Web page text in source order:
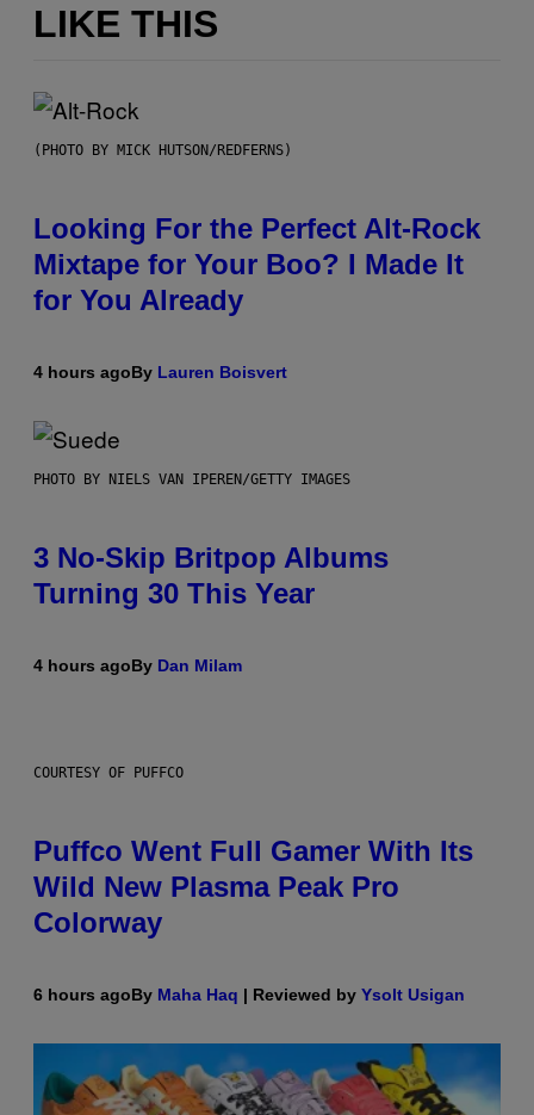
LIKE THIS
(PHOTO BY MICK HUTSON/REDFERNS)
Looking For the Perfect Alt-Rock
Mixtape for Your Boo? I Made It
for You Already
4 hours agoBy Lauren Boisvert
PHOTO BY NIELS VAN IPEREN/GETTY IMAGES
3 No-Skip Britpop Albums
Turning 30 This Year
4 hours agoBy Dan Milam
COURTESY OF PUFFCO
Puffco Went Full Gamer With Its
Wild New Plasma Peak Pro
Colorway
6 hours agoBy Maha Haq | Reviewed by Ysolt Usigan